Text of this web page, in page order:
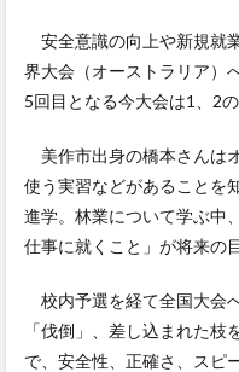
安全意識の向上や新規就
界大会（オーストラリア）
5回目となる今大会は1、2
美作市出身の橋本さんは
使う実習などがあることを
進学。林業について学ぶ中
仕事に就くこと」が将来の
校内予選を経て全国大会
「伐倒」、差し込まれた
で、安全性、正確さ、スピ